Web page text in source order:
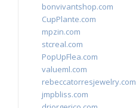
bonvivantshop.com
CupPlante.com
mpzin.com
stcreal.com
PopUpFlea.com
valueml.com
rebeccatorresjewelry.com
jmpbliss.com